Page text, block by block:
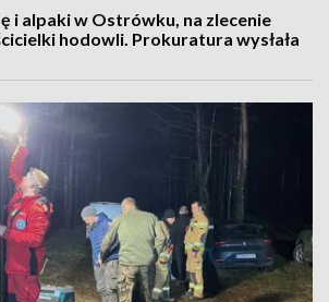
i alpaki w Ostrówku, na zlecenie
hodowli. Prokuratura wysłała